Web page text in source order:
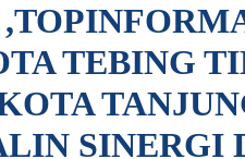
TEBING
SINERGI